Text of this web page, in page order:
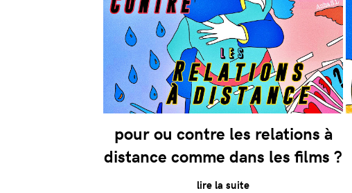
pour ou contre les relations à
distance comme dans les films ?
lire la suite